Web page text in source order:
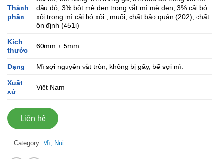
Thành
phần
đậu đỏ, 3% bột mè đen trong vắt mì mè đen, 3% cải bó
xôi trong mì cải bó xôi , muối, chất bảo quản (202), chất
ổn định (451i)
Kích
thước
60mm ± 5mm
Dạng Mì sợi nguyên vắt tròn, không bị gãy, bể sợi mì.
Xuất
xứ
Việt Nam
Liên hệ
Category: Mì, Nui